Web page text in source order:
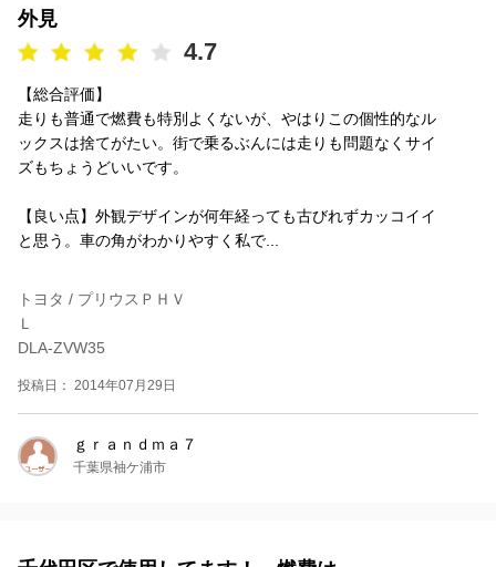
外見
4.7
【総合評価】
走りも普通で燃費も特別よくないが、やはりこの個性的なル
ックスは捨てがたい。街で乗るぶんには走りも問題なくサイ
ズもちょうどいいです。
【良い点】外観デザインが何年経っても古びれずカッコイイ
と思う。車の角がわかりやすく私で...
トヨタ / プリウスＰＨＶ
Ｌ
DLA-ZVW35
投稿日： 2014年07月29日
ｇｒａｎｄｍａ７
千葉県袖ケ浦市